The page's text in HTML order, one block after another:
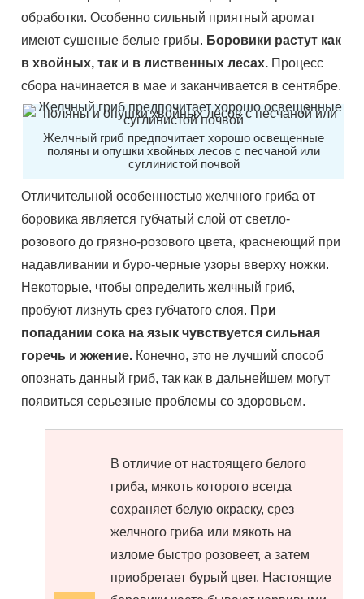
обработки. Особенно сильный приятный аромат
имеют сушеные белые грибы. Боровики растут как
в хвойных, так и в лиственных лесах. Процесс
сбора начинается в мае и заканчивается в сентябре.
Желчный гриб предпочитает хорошо освещенные
поляны и опушки хвойных лесов с песчаной или
суглинистой почвой
Отличительной особенностью желчного гриба от
боровика является губчатый слой от светло-
розового до грязно-розового цвета, краснеющий при
надавливании и буро-черные узоры вверху ножки.
Некоторые, чтобы определить желчный гриб,
пробуют лизнуть срез губчатого слоя. При
попадании сока на язык чувствуется сильная
горечь и жжение. Конечно, это не лучший способ
опознать данный гриб, так как в дальнейшем могут
появиться серьезные проблемы со здоровьем.
В отличие от настоящего белого
гриба, мякоть которого всегда
сохраняет белую окраску, срез
желчного гриба или мякоть на
изломе быстро розовеет, а затем
приобретает бурый цвет. Настоящие